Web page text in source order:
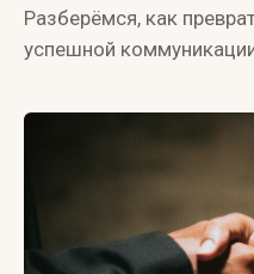
Разберёмся, как
успешной